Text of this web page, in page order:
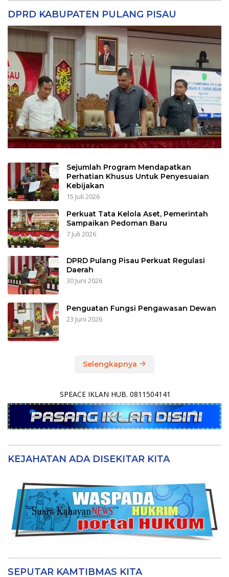
DPRD KABUPATEN PULANG PISAU
Sejumlah Program Mendapatkan
Perhatian Khusus Untuk Penyesuaian
Kebijakan
15 Juli 2026
Perkuat Tata Kelola Aset, Pemerintah
Sampaikan Pedoman Baru
7 Juli 2026
DPRD Pulang Pisau Perkuat Regulasi
Daerah
30 Juni 2026
Penguatan Fungsi Pengawasan Dewan
23 Juni 2026
Selengkapnya
SPEACE IKLAN HUB. 0811504141
KEJAHATAN ADA DISEKITAR KITA
SEPUTAR KAMTIBMAS KITA